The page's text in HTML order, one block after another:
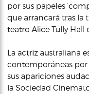
por sus papeles
que arrancará tras la
teatro Alice Tully Hall
La actriz australiana
contemporáneas
sus apariciones
la Sociedad